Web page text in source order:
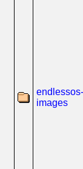
endlessos-
images